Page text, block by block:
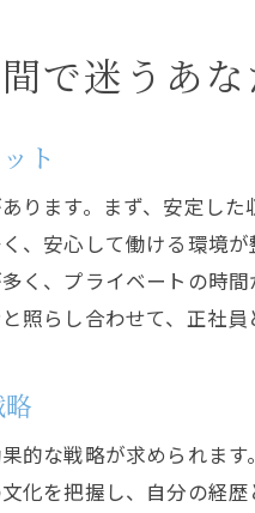
求人情報から企
職場のチームワ
求人選びでキャリア
キャリアパスの
求人選びでのキ
求人選びで新し
で迷うあ
ト
ります。まず、安定し
、安心して働ける環境
く、プライベートの時
照らし合わせて、正社
的な戦略が求められま
化を把握し、自分の経